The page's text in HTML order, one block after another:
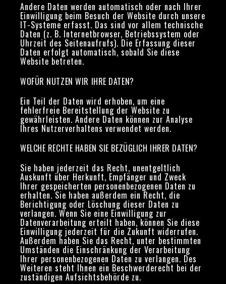
Andere Daten werden automatisch oder nach Ihrer
Einwilligung beim Besuch der Website durch unsere
IT-Systeme erfasst. Das sind vor allem technische
Daten (z. B. Internetbrowser, Betriebssystem oder
Uhrzeit des Seitenaufrufs). Die Erfassung dieser
Daten erfolgt automatisch, sobald Sie diese
Website betreten.
WOFÜR NUTZEN WIR IHRE DATEN?
Ein Teil der Daten wird erhoben, um eine
fehlerfreie Bereitstellung der Website zu
gewährleisten. Andere Daten können zur Analyse
Ihres Nutzerverhaltens verwendet werden.
WELCHE RECHTE HABEN SIE BEZÜGLICH IHRER DATEN?
Sie haben jederzeit das Recht, unentgeltlich
Auskunft über Herkunft, Empfänger und Zweck
Ihrer gespeicherten personenbezogenen Daten zu
erhalten. Sie haben außerdem ein Recht, die
Berichtigung oder Löschung dieser Daten zu
verlangen. Wenn Sie eine Einwilligung zur
Datenverarbeitung erteilt haben, können Sie diese
Einwilligung jederzeit für die Zukunft widerrufen.
Außerdem haben Sie das Recht, unter bestimmten
Umständen die Einschränkung der Verarbeitung
Ihrer personenbezogenen Daten zu verlangen. Des
Weiteren steht Ihnen ein Beschwerderecht bei der
zuständigen Aufsichtsbehörde zu.